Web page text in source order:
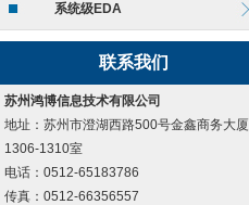
系统级EDA
联系我们
苏州鸿博信息技术有限公司
地址：苏州市澄湖西路500号金鑫商务大厦
1306-1310室
电话：0512-65183786
传真：0512-66356557